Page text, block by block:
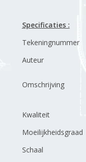
Specificaties :
Tekeningnummer
Auteur
Omschrijving
Kwaliteit
Moeilijkheidsgraad
Schaal